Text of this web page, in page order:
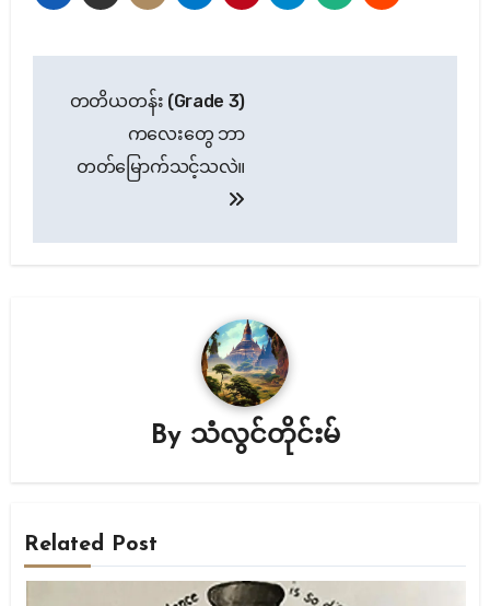
navigation
တတိယတန်း (Grade 3)
ကလေးတွေ ဘာ
တတ်မြောက်သင့်သလဲ။
By သံလွင်တိုင်းမ်
Related Post